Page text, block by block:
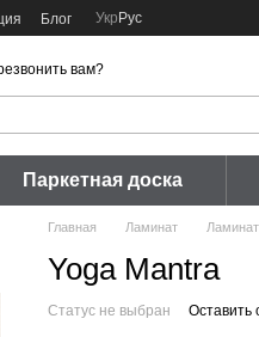
Блог Укр Рус
вам?
Паркетная доска
Главная Ламинат
Yoga Mantra
Статус не выбран Оставить